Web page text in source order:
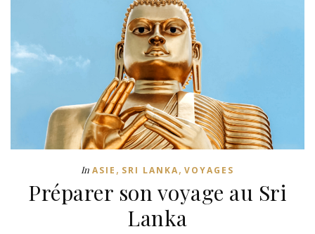
In ASIE , SRI LANKA, VOYAGES
Préparer son voyage au Sri
Lanka